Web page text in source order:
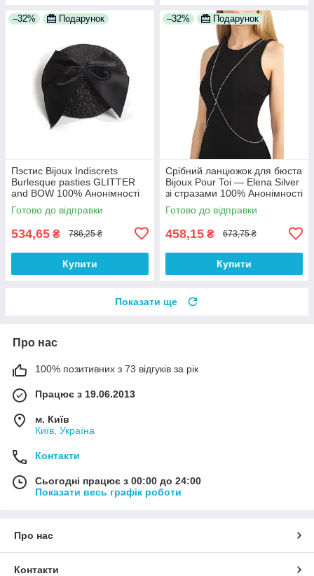
–32% Подарунок
Пэстис Bijoux Indiscrets
Burlesque pasties GLITTER
and BOW 100% Анонімності
Готово до відправки
534,65 ₴ 786,25 ₴
Купити
–32% Подарунок
Срібний ланцюжок для бюста
Bijoux Pour Toi — Elena Silver
зі стразами 100% Анонімності
Готово до відправки
458,15 ₴ 673,75 ₴
Купити
Показати ще
Про нас
100% позитивних з 73 відгуків за рік
Працює з 19.06.2013
м. Київ
Київ, Україна
Контакти
Сьогодні працює з 00:00 до 24:00
Показати весь графік роботи
Про нас
Контакти